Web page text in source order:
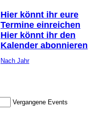
Hier könnt ihr eure
Termine einreichen
Hier könnt ihr den
Kalender abonnieren
Nach Jahr
Vergangene Events